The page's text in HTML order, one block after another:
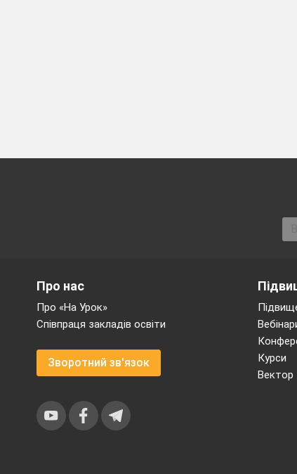
Курси
Вектор
Про нас
Про «На Урок»
Співпраця закладів освіти
Зворотний зв'язок